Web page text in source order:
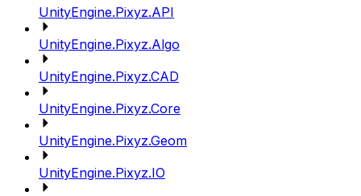
UnityEngine.Pixyz.API
UnityEngine.Pixyz.Algo
UnityEngine.Pixyz.CAD
UnityEngine.Pixyz.Core
UnityEngine.Pixyz.Geom
UnityEngine.Pixyz.IO